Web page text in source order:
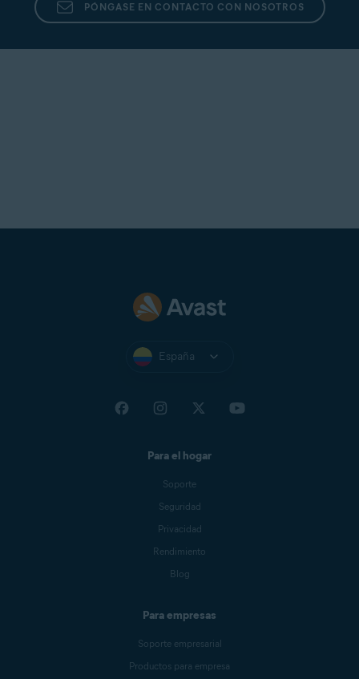
PÓNGASE EN CONTACTO CON NOSOTROS
España
Para el hogar
Soporte
Seguridad
Privacidad
Rendimiento
Blog
Para empresas
Soporte empresarial
Productos para empresa